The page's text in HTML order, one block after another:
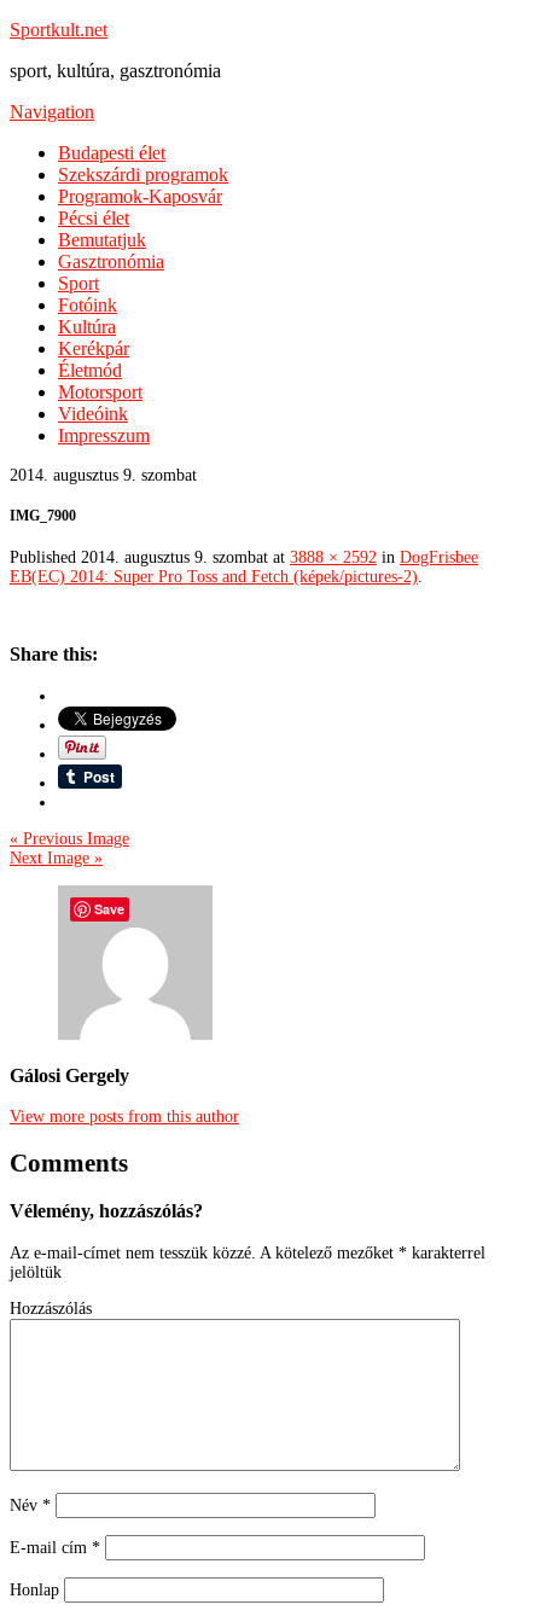
Sportkult.net
sport, kultúra, gasztronómia
Navigation
Budapesti élet
Szekszárdi programok
Programok-Kaposvár
Pécsi élet
Bemutatjuk
Gasztronómia
Sport
Fotóink
Kultúra
Kerékpár
Életmód
Motorsport
Videóink
Impresszum
2014. augusztus 9. szombat
IMG_7900
Published 2014. augusztus 9. szombat at 3888 × 2592 in DogFrisbee
EB(EC) 2014: Super Pro Toss and Fetch (képek/pictures-2)
Share this:
« Previous Image
Next Image »
Gálosi Gergely
View more posts from this author
Comments
Vélemény, hozzászólás?
Az e-mail-címet nem tesszük közzé. A kötelező mezőket * karakterrel
jelöltük
Hozzászólás
Név *
E-mail cím *
Honlap
Save